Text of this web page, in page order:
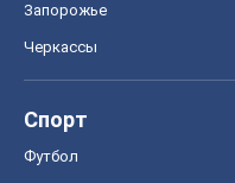
Запорожье
Черкассы
Спорт
Футбол